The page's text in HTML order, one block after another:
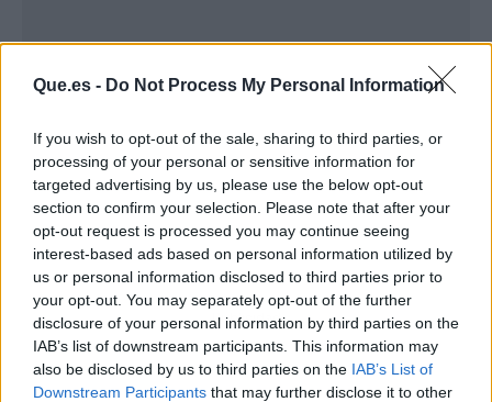
Que.es - Do Not Process My Personal Information
If you wish to opt-out of the sale, sharing to third parties, or
processing of your personal or sensitive information for
targeted advertising by us, please use the below opt-out
section to confirm your selection. Please note that after your
opt-out request is processed you may continue seeing
interest-based ads based on personal information utilized by
us or personal information disclosed to third parties prior to
your opt-out. You may separately opt-out of the further
disclosure of your personal information by third parties on the
IAB’s list of downstream participants. This information may
also be disclosed by us to third parties on the IAB’s List of
Downstream Participants that may further disclose it to other
Publicidad